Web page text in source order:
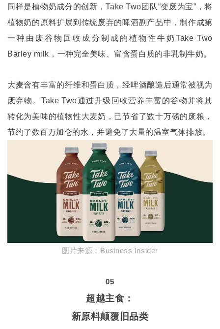
同样是植物奶成分的创新，Take Two团队“变废为宝” ，将
植物奶的原料扩展到传统废弃的啤酒副产品中，制作成第
一种由废谷物回收成分制成的植物性牛奶Take Two
Barley milk ，一种完全美味、富含蛋白质的非乳制牛奶。
大麦含有丰富的纤维和蛋白质，经啤酒酿造后通常被视为
废弃物。 Take Two通过升级回收营养丰富的谷物并将其
转化为美味的植物性大麦奶，已节省了数十万磅的废粮，
节约了数百万加仑的水，并避免了大量的温室气体排放。
图片来源： Business Insider
05
超越主食：
新原料颠覆旧品类